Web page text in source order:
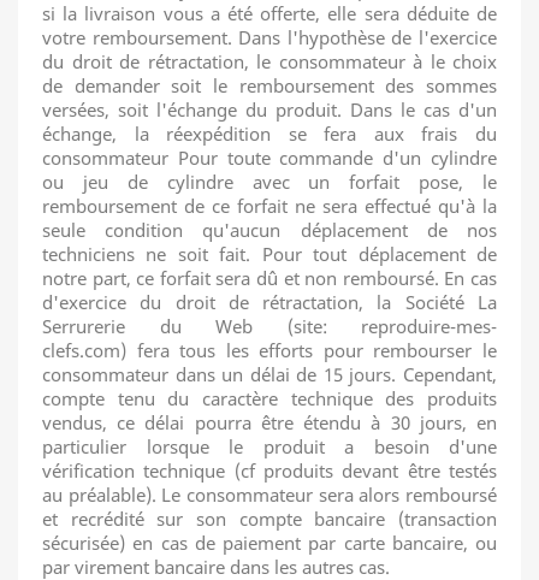
si la livraison vous a été offerte, elle sera déduite de
votre remboursement. Dans l'hypothèse de l'exercice
du droit de rétractation, le consommateur à le choix
de demander soit le remboursement des sommes
versées, soit l'échange du produit. Dans le cas d'un
échange, la réexpédition se fera aux frais du
consommateur Pour toute commande d'un cylindre
ou jeu de cylindre avec un forfait pose, le
remboursement de ce forfait ne sera effectué qu'à la
seule condition qu'aucun déplacement de nos
techniciens ne soit fait. Pour tout déplacement de
notre part, ce forfait sera dû et non remboursé. En cas
d'exercice du droit de rétractation, la Société La
Serrurerie du Web (site: reproduire-mes-
clefs.com) fera tous les efforts pour rembourser le
consommateur dans un délai de 15 jours. Cependant,
compte tenu du caractère technique des produits
vendus, ce délai pourra être étendu à 30 jours, en
particulier lorsque le produit a besoin d'une
vérification technique (cf produits devant être testés
au préalable). Le consommateur sera alors remboursé
et recrédité sur son compte bancaire (transaction
sécurisée) en cas de paiement par carte bancaire, ou
par virement bancaire dans les autres cas.